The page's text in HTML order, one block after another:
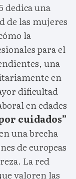
dedica una
de las mujeres
la
para el
una
en
dificultad
en edades
cuidados”
una brecha
de europeas
La red
valoren las